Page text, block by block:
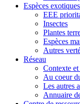
Espèces exotiques
EEE
Insectes
Plantes
Espèces
Autres
Réseau
Contexte
Au coeur
Les autres
Annuaire